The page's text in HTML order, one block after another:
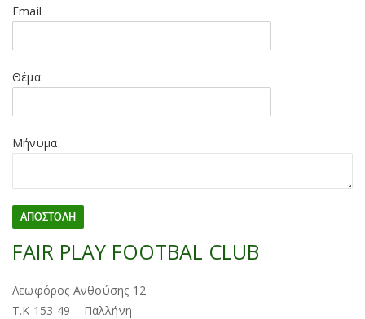
Email
Θέμα
Μήνυμα
FAIR PLAY FOOTBAL CLUB
Λεωφόρος Ανθούσης 12
Τ.Κ 153 49 – Παλλήνη